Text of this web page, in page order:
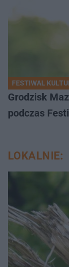
FESTIWAL
Grodzisk
podczas
LOKALNIE: